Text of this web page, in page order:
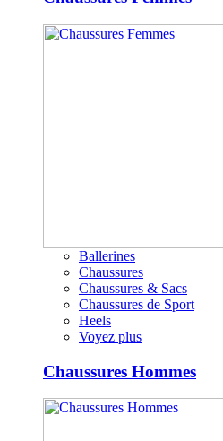
Ballerines
Chaussures
Chaussures & Sacs
Chaussures de Sport
Heels
Voyez plus
Chaussures Hommes